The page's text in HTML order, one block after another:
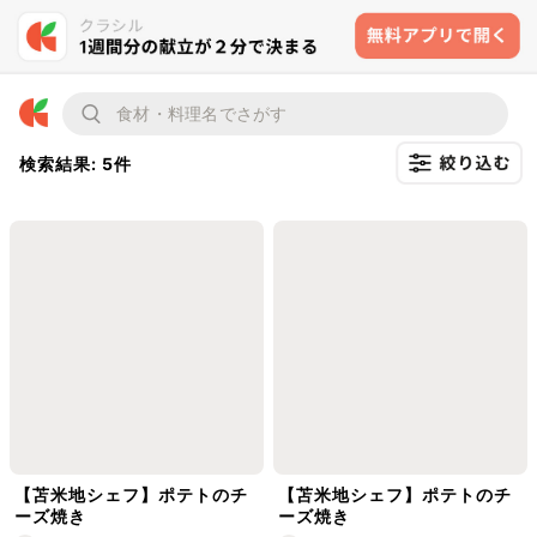
検索結果: 5件
【苫米地シェフ】ポテトのチ
ーズ焼き
【苫米地シェフ】ポテトのチ
ーズ焼き